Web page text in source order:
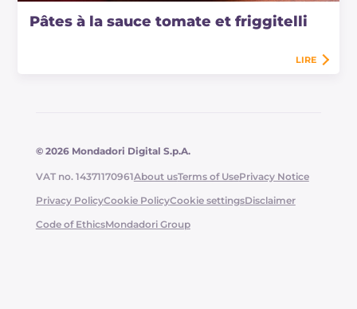
Pâtes à la sauce tomate et friggitelli
LIRE
© 2026 Mondadori Digital S.p.A.
VAT no. 14371170961About usTerms of UsePrivacy Notice
Privacy PolicyCookie PolicyCookie settingsDisclaimer
Code of EthicsMondadori Group